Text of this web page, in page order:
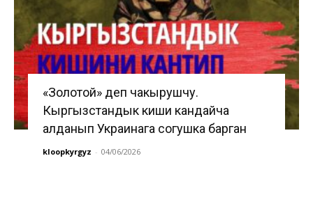
«Золотой» деп чакырушчу.
Кыргызстандык киши кандайча
алданып Украинага согушка барган
kloopkyrgyz - 04/06/2026